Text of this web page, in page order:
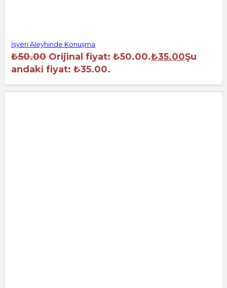
İşyeri Aleyhinde Konuşma
₺50.00 Orijinal fiyat: ₺50.00.₺35.00Şu
andaki fiyat: ₺35.00.